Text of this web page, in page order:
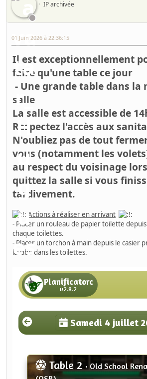
IP archivée
01 Juin 2026 à 22:36:15
Il est exceptionnellement
faire qu'une table ce jour
- Une grande table dans la
salle
La salle est accessible de
Respectez l'accès aux
N'oubliez pas de tout
vous (notamment les
au respect du voisinage
quittez la salle si vous
tardivement.
Actions à réaliser en arrivant
- Placer un rouleau de papier toilette
chaque toilettes.
- Placer un torchon à main depuis le casier
lavabo dans les toilettes.